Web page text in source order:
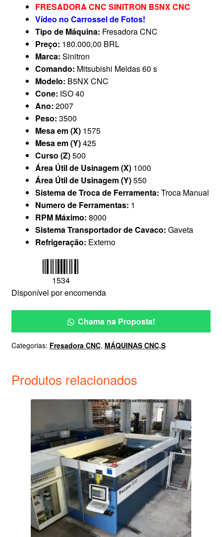
FRESADORA CNC SINITRON B5NX CNC
Vídeo no Carrossel de Fotos!
Tipo de Máquina: Fresadora CNC
Preço: 180.000,00 BRL
Marca: Sinitron
Comando: Mitsubishi Meldas 60 s
Modelo: B5NX CNC
Cone: ISO 40
Ano: 2007
Peso: 3500
Mesa em (X) 1575
Mesa em (Y)425
Curso (Z)500
Área Útil de Usinagem (X) 1000
Área Útil de Usinagem (Y)550
Sistema de Troca de Ferramenta: Troca Manual
Numero de Ferramentas: 1
RPM Máximo: 8000
Sistema Transportador de Cavaco: Gaveta
Refrigeração: Externo
1534
Disponível por encomenda
Chama na Proposta!
Categorias: Fresadora CNC, MÁQUINAS CNC,S
Produtos relacionados